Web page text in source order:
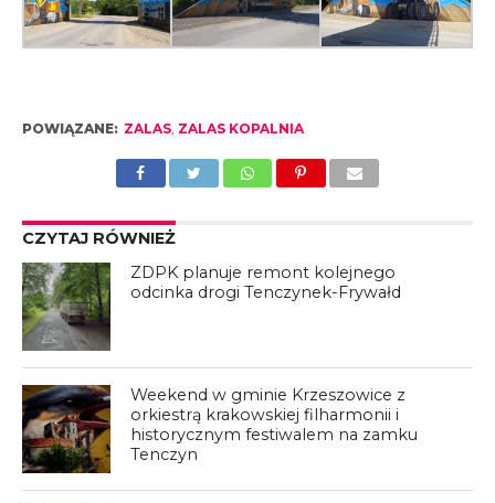
POWIĄZANE: ZALAS, ZALAS KOPALNIA
CZYTAJ RÓWNIEŻ
ZDPK planuje remont kolejnego
odcinka drogi Tenczynek-Frywałd
Weekend w gminie Krzeszowice z
orkiestrą krakowskiej filharmonii i
historycznym festiwalem na zamku
Tenczyn